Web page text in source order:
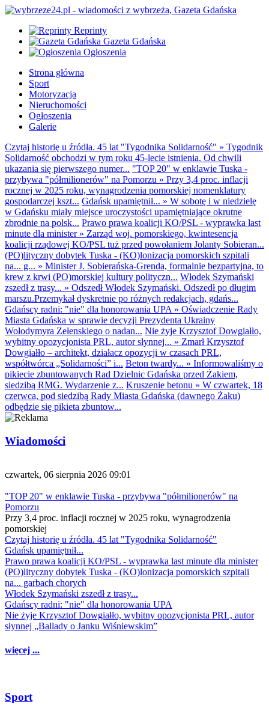
Reprinty
Gazeta Gdańska
Ogłoszenia
Strona główna
Sport
Motoryzacja
Nieruchomości
Ogłoszenia
Galerie
Czytaj historię u źródła. 45 lat "Tygodnika Solidarność" » Tygodnik
Solidarność obchodzi w tym roku 45-lecie istnienia. Od chwili
ukazania się pierwszego numer... "TOP 20" w enklawie Tuska -
przybywa "półmilionerów" na Pomorzu » Przy 3,4 proc. inflacji
rocznej w 2025 roku, wynagrodzenia pomorskiej nomenklatury
gospodarczej kszt... Gdańsk upamiętnił... » W sobotę i w niedzielę
w Gdańsku miały miejsce uroczystości upamiętniające okrutne
zbrodnie na polsk... Prawo prawa koalicji KO/PSL - wyprawka last
minute dla minister» Zarząd woj. pomorskiego, kwintesencja
koalicji rządowej KO/PSL tuż przed powołaniem Jolanty Sobieran...
(PO)lityczny dobytek Tuska - (KO)lonizacja pomorskich szpitali
na... g... » Minister J. Sobierańska-Grenda, formalnie bezpartyjna, to
krew z krwi (PO)morskiej kultury polityczn... Włodek Szymański
zszedł z trasy... » Odszedł Włodek Szymański. Odszedł po długim
marszu.Przemykał dyskretnie po różnych redakcjach, gdańs...
Gdańscy radni: "nie" dla honorowania UPA » Oświadczenie Rady
Miasta Gdańska w sprawie decyzji Prezydenta Ukrainy
Wołodymyra Zełenskiego o nadan... Nie żyje Krzysztof Dowgiałło,
wybitny opozycjonista PRL, autor słynnej... » Zmarł Krzysztof
Dowgiałło – architekt, działacz opozycji w czasach PRL,
współtwórca „Solidarności” i... Beton twardy... » Informowaliśmy o
pikiecie zbuntowanych Rad Dzielnic Gdańska przed Żakiem,
siedzibą RMG. Wydarzenie z... Kruszenie betonu » W czwartek, 18
czerwca, pod siedzibą Rady Miasta Gdańska (dawnego Żaku)
odbędzie się pikieta zbuntow...
Wiadomości
czwartek, 06 sierpnia 2026 09:01
"TOP 20" w enklawie Tuska - przybywa "półmilionerów" na
Pomorzu
Przy 3,4 proc. inflacji rocznej w 2025 roku, wynagrodzenia
pomorskiej
Czytaj historię u źródła. 45 lat "Tygodnika Solidarność"
Gdańsk upamiętnił...
Prawo prawa koalicji KO/PSL - wyprawka last minute dla minister
(PO)lityczny dobytek Tuska - (KO)lonizacja pomorskich szpitali
na... garbach chorych
Włodek Szymański zszedł z trasy...
Gdańscy radni: "nie" dla honorowania UPA
Nie żyje Krzysztof Dowgiałło, wybitny opozycjonista PRL, autor
słynnej „Ballady o Janku Wiśniewskim”
więcej ...
Sport